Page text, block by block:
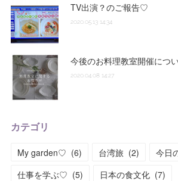
TV出演？のご報告♡
2020.05.13 14:34
今後のお料理教室開催につ
2020.04.08 14:27
カテゴリ
My garden♡ (6) 台湾旅 (2) 今日
仕事を学ぶ♡ (5) 日本の食文化 (7)